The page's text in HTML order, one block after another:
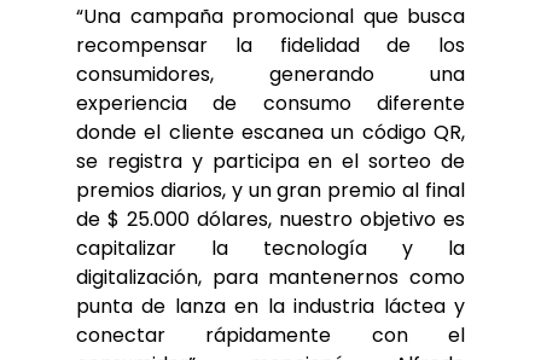
“Una campaña promocional que busca
recompensar la fidelidad de los
consumidores, generando una
experiencia de consumo diferente
donde el cliente escanea un código QR,
se registra y participa en el sorteo de
premios diarios, y un gran premio al final
de $ 25.000 dólares, nuestro objetivo es
capitalizar la tecnología y la
digitalización, para mantenernos como
punta de lanza en la industria láctea y
conectar rápidamente con el